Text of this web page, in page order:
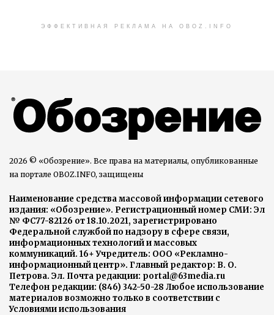
ЭФФЕКТИВНАЯ РЕКЛАМА НА OBOZ.INFO
2026 © «Обозрение». Все права на материалы, опубликованные
на портале OBOZ.INFO, защищены
Наименование средства массовой информации сетевого
издания: «Обозрение». Регистрационный номер СМИ: Эл
№ ФС77-82126 от 18.10.2021, зарегистрировано
Федеральной службой по надзору в сфере связи,
информационных технологий и массовых
коммуникаций. 16+ Учредитель: ООО «Рекламно-
информационный центр». Главный редактор: В. О.
Петрова. Эл. Почта редакции: portal@63media.ru
Телефон редакции: (846) 342-50-28 Любое использование
материалов возможно только в соответствии с
Условиями использования